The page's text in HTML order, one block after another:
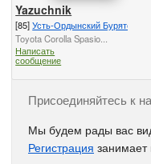
Yazuchnik
[85]Усть-Ордынский Бурятский
Toyota Corolla Spasio...
Написать
сообщение
Присоединяйтесь к
Мы будем рады вас
Регистрация